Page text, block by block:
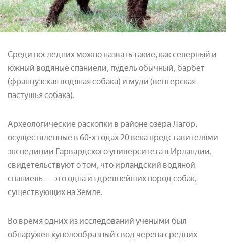
Среди последних можно назвать такие, как северный и
южный водяные спаниели, пудель обычный, барбет
(французская водяная собака) и муди (венгерская
пастушья собака).
Археологические раскопки в районе озера Лагор,
осуществленные в 60-х годах 20 века представителями
экспедиции Гарвардского университета в Ирландии,
свидетельствуют о том, что ирландский водяной
спаниель — это одна из древнейших пород собак,
существующих на Земле.
Во время одних из исследований учеными был
обнаружен куполообразный свод черепа средних